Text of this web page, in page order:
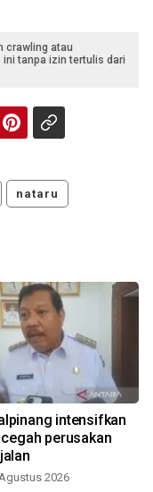
crawling atau
tanpa izin tertulis dari
nataru
intensifkan
perusakan
2026